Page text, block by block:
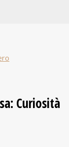
Curiosità